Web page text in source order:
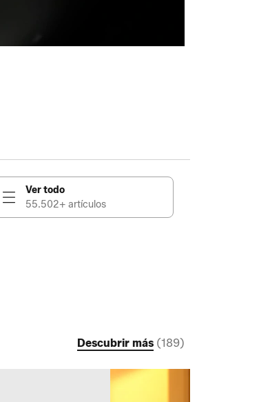
Ver todo
55.502+ artículos
Descubrir más (189)